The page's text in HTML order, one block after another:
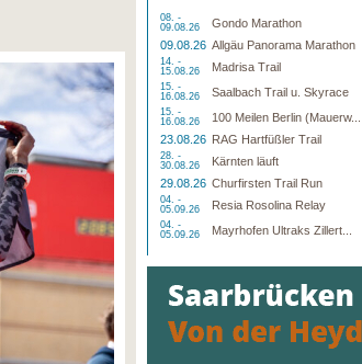
08. -
09.08.26
Gondo Marathon
09.08.26 Allgäu Panorama Marathon
14. -
15.08.26
Madrisa Trail
15. -
16.08.26
Saalbach Trail u. Skyrace
15. -
16.08.26
100 Meilen Berlin (Mauerw...
23.08.26 RAG Hartfüßler Trail
28. -
30.08.26
Kärnten läuft
29.08.26 Churfirsten Trail Run
04. -
05.09.26
Resia Rosolina Relay
04. -
05.09.26
Mayrhofen Ultraks Zillert...